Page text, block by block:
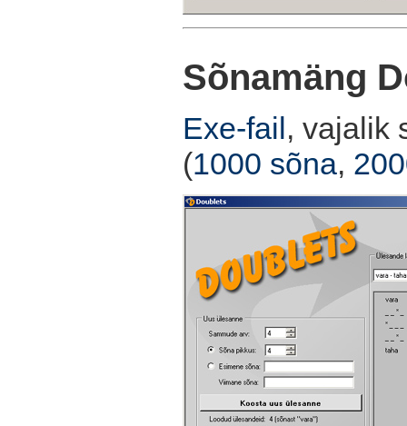
Sõnamäng
Exe-fail , vajalik
(1000 sõna,